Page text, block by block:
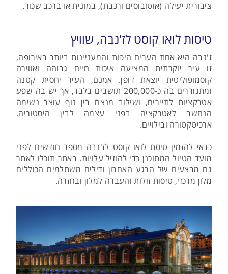
ציבורית יעילה (אוטובוסים ורכבת), במונית או ברכב שכור.
טיסות לואו קוסט לז'נבה, שוויץ
ז'נבה היא אחת הערים היפות והמעניינות ביותר באירופה,
זו עיר יוקרתית המציעה איכות חיים גבוהה ואווירה
קוסמופוליטית יוצאת דופן. אמנם, העיר יחסית קטנה
ומתגוררים בה כ-200,000 תושבים בלבד, אך יש בה שפע
אטרקציות לתיירים, ושילוב מנצח בין נוף עוצר נשימה
הנחשב לאטרקציה בפני עצמה לבין היסטוריה.
ארכיטקטורה ובילויים.
כדאי להזמין טיסת לואו קוסט לז'נבה מספר חודשים לפני
מועד הטיול המתוכנן כדי להוזיל עלויות. באתר תוכלו לאתר
גם מבצעים של הרגע האחרון ודילים משתלמים הכוללים
מלון מרכזי, טיסות זולות והעברה למלון ובחזרה.